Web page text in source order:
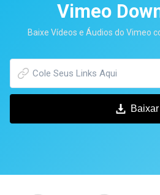
Vimeo
Baixe Vídeos e Áudios do Vimeo
Baixar